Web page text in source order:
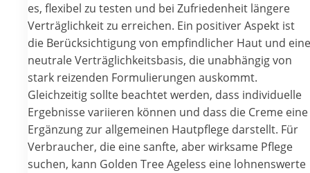
es, flexibel zu testen und bei Zufriedenheit längere
Verträglichkeit zu erreichen. Ein positiver Aspekt ist
die Berücksichtigung von empfindlicher Haut und eine
neutrale Verträglichkeitsbasis, die unabhängig von
stark reizenden Formulierungen auskommt.
Gleichzeitig sollte beachtet werden, dass individuelle
Ergebnisse variieren können und dass die Creme eine
Ergänzung zur allgemeinen Hautpflege darstellt. Für
Verbraucher, die eine sanfte, aber wirksame Pflege
suchen, kann Golden Tree Ageless eine lohnenswerte